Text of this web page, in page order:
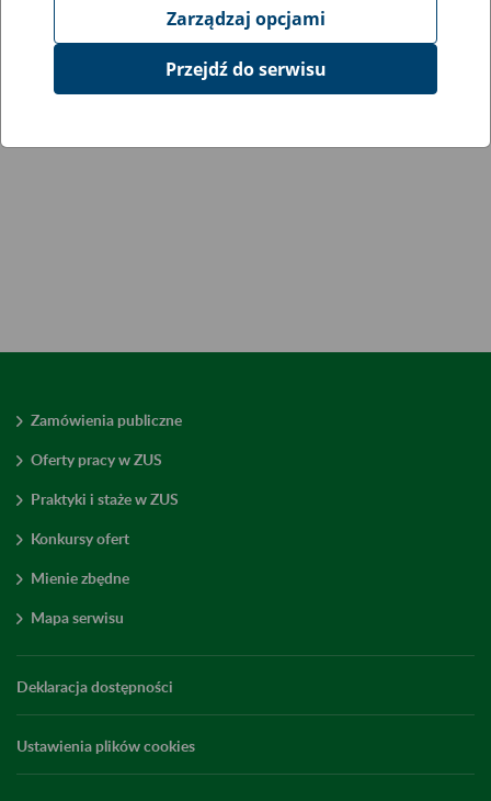
Zamówienia publiczne
Oferty pracy w ZUS
Praktyki i staże w ZUS
Konkursy ofert
Mienie zbędne
Mapa serwisu
Deklaracja dostępności
Ustawienia plików cookies
Zarządzaj opcjami
Przejdź do serwisu